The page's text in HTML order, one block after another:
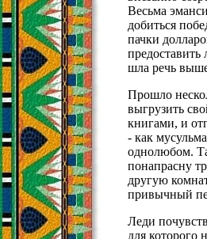
Весьма
добиться
пачки
шла речь
Прошло
выгрузить
книгами, и
- как
однолюбом.
понапрасну
другую
привычный
Леди
для которого